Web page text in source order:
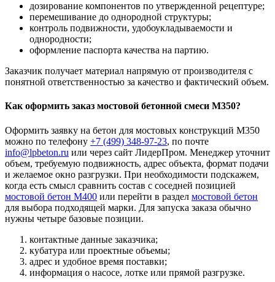
дозирование компонентов по утвержденной рецептуре;
перемешивание до однородной структуры;
контроль подвижности, удобоукладываемости и
однородности;
оформление паспорта качества на партию.
Заказчик получает материал напрямую от производителя с
понятной ответственностью за качество и фактический объем.
Как оформить заказ мостовой бетонной смеси М350?
Оформить заявку на бетон для мостовых конструкций М350
можно по телефону +7 (499) 348-97-23, по почте
info@lpbeton.ru или через сайт ЛидерПром. Менеджер уточнит
объем, требуемую подвижность, адрес объекта, формат подачи
и желаемое окно разгрузки. При необходимости подскажем,
когда есть смысл сравнить состав с соседней позицией
мостовой бетон М400 или перейти в раздел мостовой бетон
для выбора подходящей марки. Для запуска заказа обычно
нужны четыре базовые позиции.
контактные данные заказчика;
кубатура или проектные объемы;
адрес и удобное время поставки;
информация о насосе, лотке или прямой разгрузке.